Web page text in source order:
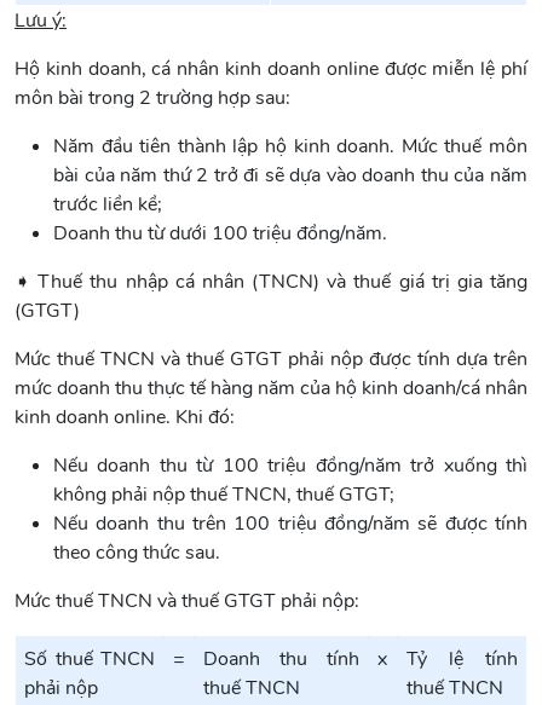
Lưu ý:
Hộ kinh doanh, cá nhân kinh doanh online được miễn lệ phí
môn bài trong 2 trường hợp sau:
Năm đầu tiên thành lập hộ kinh doanh. Mức thuế môn
bài của năm thứ 2 trở đi sẽ dựa vào doanh thu của năm
trước liền kề;
Doanh thu từ dưới 100 triệu đồng/năm.
➧ Thuế thu nhập cá nhân (TNCN) và thuế giá trị gia tăng
(GTGT)
Mức thuế TNCN và thuế GTGT phải nộp được tính dựa trên
mức doanh thu thực tế hàng năm của hộ kinh doanh/cá nhân
kinh doanh online. Khi đó:
Nếu doanh thu từ 100 triệu đồng/năm trở xuống thì
không phải nộp thuế TNCN, thuế GTGT;
Nếu doanh thu trên 100 triệu đồng/năm sẽ được tính
theo công thức sau.
Mức thuế TNCN và thuế GTGT phải nộp:
Số thuế TNCN
phải nộp
=
Doanh thu tính
thuế TNCN
x
Tỷ lệ tính
thuế TNCN